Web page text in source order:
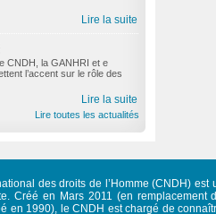
Lire la suite
CNDH, la GANHRI et e
l’accent sur le rôle des
Lire la suite
Lire toutes les actualités
des droits de l’Homme (CNDH)
Créé en Mars 2011 (en remplacement
en 1990), le CNDH est chargé de